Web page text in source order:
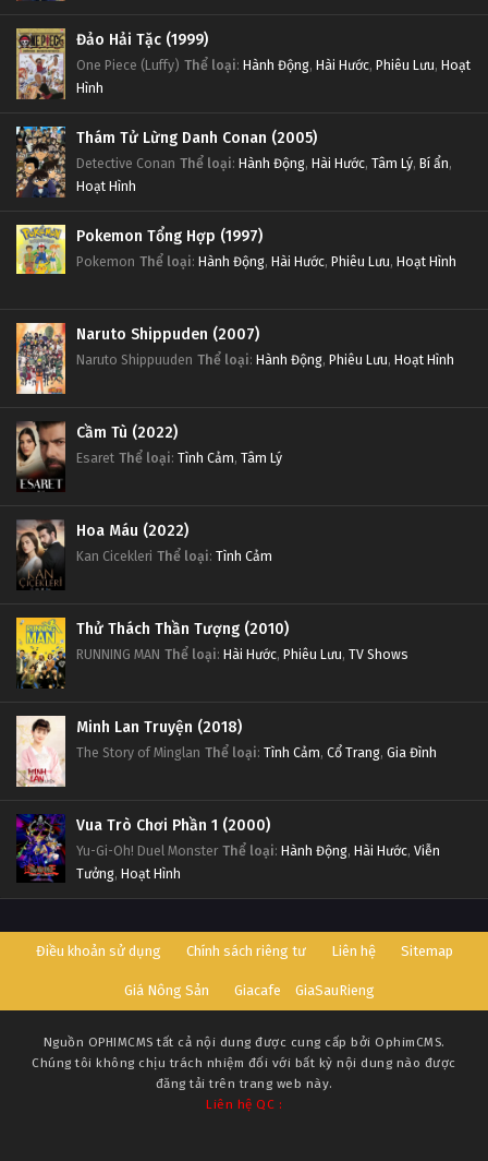
Đảo Hải Tặc (1999)
One Piece (Luffy) Thể loại: Hành Động, Hài Hước, Phiêu Lưu, Hoạt
Hình
Thám Tử Lừng Danh Conan (2005)
Detective Conan Thể loại: Hành Động, Hài Hước, Tâm Lý, Bí ẩn,
Hoạt Hình
Pokemon Tổng Hợp (1997)
Pokemon Thể loại: Hành Động, Hài Hước, Phiêu Lưu, Hoạt Hình
Naruto Shippuden (2007)
Naruto Shippuuden Thể loại: Hành Động, Phiêu Lưu, Hoạt Hình
Cầm Tù (2022)
Esaret Thể loại: Tình Cảm, Tâm Lý
Hoa Máu (2022)
Kan Cicekleri Thể loại: Tình Cảm
Thử Thách Thần Tượng (2010)
RUNNING MAN Thể loại: Hài Hước, Phiêu Lưu, TV Shows
Minh Lan Truyện (2018)
The Story of Minglan Thể loại: Tình Cảm, Cổ Trang, Gia Đình
Vua Trò Chơi Phần 1 (2000)
Yu-Gi-Oh! Duel Monster Thể loại: Hành Động, Hài Hước, Viễn
Tưởng, Hoạt Hình
Điều khoản sử dụng Chính sách riêng tư Liên hệ Sitemap
Giá Nông Sản Giacafe GiaSauRieng
Nguồn OPHIMCMS tất cả nội dung được cung cấp bởi OphimCMS.
Chúng tôi không chịu trách nhiệm đối với bất kỳ nội dung nào được
đăng tải trên trang web này.
Liên hệ QC :